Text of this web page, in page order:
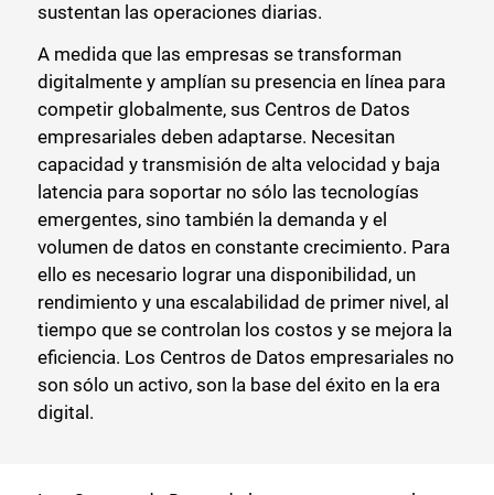
sustentan las operaciones diarias.
A medida que las empresas se transforman
digitalmente y amplían su presencia en línea para
competir globalmente, sus Centros de Datos
empresariales deben adaptarse. Necesitan
capacidad y transmisión de alta velocidad y baja
latencia para soportar no sólo las tecnologías
emergentes, sino también la demanda y el
volumen de datos en constante crecimiento. Para
ello es necesario lograr una disponibilidad, un
rendimiento y una escalabilidad de primer nivel, al
tiempo que se controlan los costos y se mejora la
eficiencia. Los Centros de Datos empresariales no
son sólo un activo, son la base del éxito en la era
digital.